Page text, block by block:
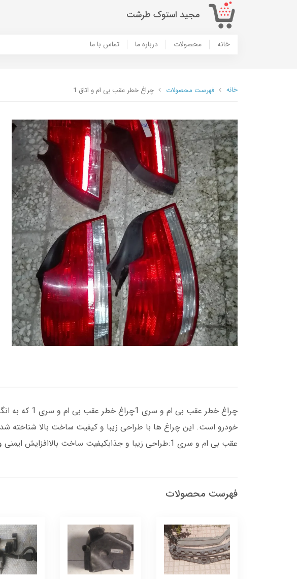
مجید استوک طرشت
خانه محصولات درباره ما تماس با ما
خانه فهرست محصولات چراغ خطر عقب بی ام و اتاق 1
عقب بی ام و سری 1:طراحی زیبا و جذابکیفیت ساخت بالاافزایش ایمنی و روشنایی خودرویکی از اجزای اصلی بدنه بی ام و سری 1
فهرست محصولات